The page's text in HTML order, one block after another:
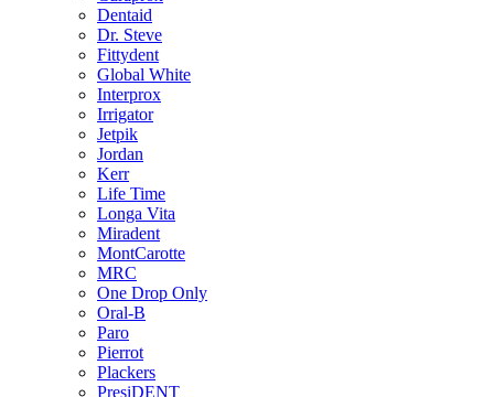
Dentaid
Dr. Steve
Fittydent
Global White
Interprox
Irrigator
Jetpik
Jordan
Kerr
Life Time
Longa Vita
Miradent
MontCarotte
MRC
One Drop Only
Oral-B
Paro
Pierrot
Plackers
PresiDENT